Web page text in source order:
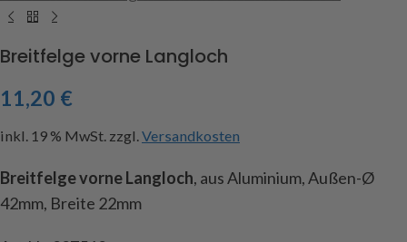
Breitfelge vorne Langloch
11,20 €
inkl. 19 % MwSt. zzgl.Versandkosten
Breitfelge vorne Langloch, aus Aluminium, Außen-Ø
42mm, Breite 22mm